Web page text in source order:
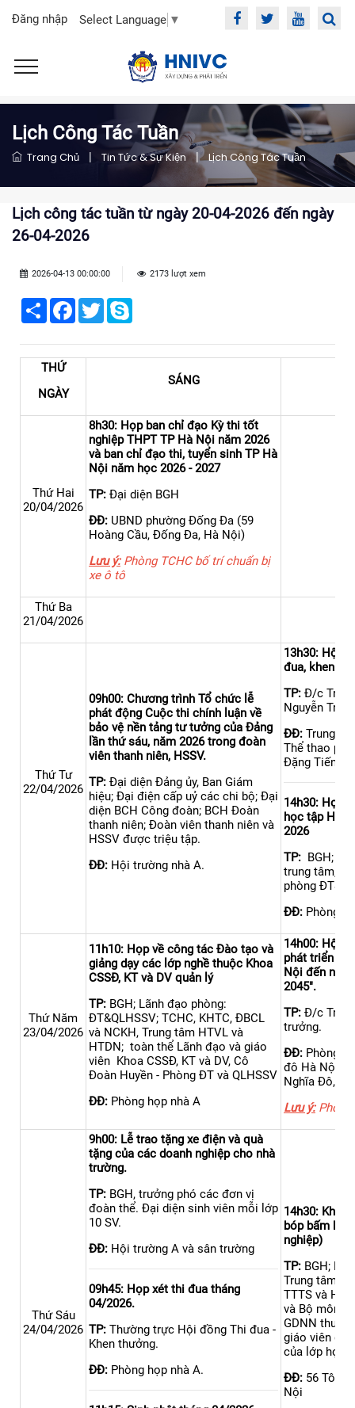
Đăng nhập Select Language ▼
Lịch Công Tác Tuần
Trang Chủ | Tin Tức & Sự Kiện | Lịch Công Tác Tuần
Lịch công tác tuần từ ngày 20-04-2026 đến ngày
26-04-2026
2026-04-13 00:00:00 2173 lượt xem
Share Facebook
Twitter
THỨ
NGÀY
SÁNG
Thứ Hai
20/04/2026
8h30: Họp ban chỉ đạo Kỳ thi tốt
nghiệp THPT TP Hà Nội năm 2026
và ban chỉ đạo thi, tuyển sinh TP Hà
Nội năm học 2026 - 2027
TP: Đại diện BGH
ĐĐ: UBND phường Đống Đa (59
Hoàng Cầu, Đống Đa, Hà Nội)
Lưu ý:Phòng TCHC bố trí chuẩn bị
xe ô tô
Thứ Ba
21/04/2026
Thứ Tư
22/04/2026
09h00: Chương trình Tổ chức lễ
phát động Cuộc thi chính luận về
bảo vệ nền tảng tư tưởng của Đảng
lần thứ sáu, năm 2026 trong đoàn
viên thanh niên, HSSV.
TP: Đại diện Đảng ủy, Ban Giám
hiệu; Đại điện cấp uỷ các chi bộ; Đại
diện BCH Công đoàn; BCH Đoàn
thanh niên; Đoàn viên thanh niên và
HSSV được triệu tập.
ĐĐ: Hội trường nhà A.
13h30: Hội
đua, khen
TP: Đ/c Trần
Nguyễn Trà
ĐĐ: Trung
Thể thao
Đặng Tiến
14h30: Họp
học tập
2026
TP: BGH;
trung tâm,
phòng
ĐĐ: Phòng
Thứ Năm
23/04/2026
11h10: Họp về công tác Đào tạo và
giảng dạy các lớp nghề thuộc Khoa
CSSĐ, KT và DV quản lý
TP: BGH; Lãnh đạo phòng:
ĐT&QLHSSV; TCHC, KHTC, ĐBCL
và NCKH, Trung tâm HTVL và
HTDN; toàn thể Lãnh đạo và giáo
viên Khoa CSSĐ, KT và DV, Cô
Đoàn Huyền - Phòng ĐT và QLHSSV
ĐĐ: Phòng họp nhà A
14h00: Hội
phát triển
Nội đến năm
2045".
TP: Đ/c Trần
trưởng.
ĐĐ: Phòng
đô Hà Nội -
Nghĩa Đô,
Lưu ý:Phòng
Thứ Sáu
24/04/2026
9h00: Lễ trao tặng xe điện và quà
tặng của các doanh nghiệp cho nhà
trường.
TP: BGH, trưởng phó các đơn vị
đoàn thể. Đại diện sinh viên mỗi lớp
10 SV.
ĐĐ: Hội trường A và sân trường
09h45: Họp xét thi đua tháng
04/2026.
TP: Thường trực Hội đồng Thi đua -
Khen thưởng.
ĐĐ: Phòng họp nhà A.
14h30: Khai
bóp bấm
nghiệp)
TP: BGH; L/
Trung tâm
TTTS và
và Bộ môn
GDNN thuộc
giáo viên
của lớp học.
ĐĐ: 56 Tô
Nội